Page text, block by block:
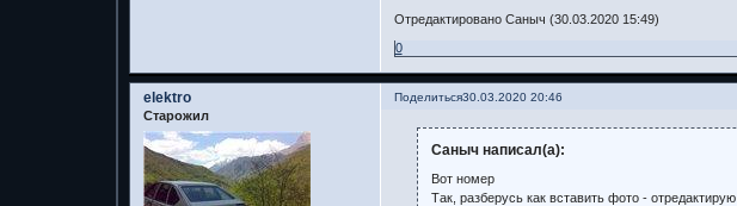
Отредактировано Саныч (30.03.2020 15:49)
0
Поделиться30.03.2020 20:46
elektro
Старожил
Саныч написал(а):
Вот номер
Так, разберусь как вставить фото - отредактирую